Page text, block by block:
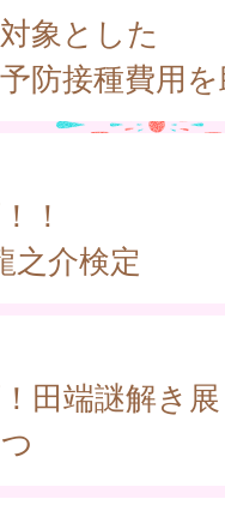
象とした
防接種費用
！
之介検定
田端謎解き展